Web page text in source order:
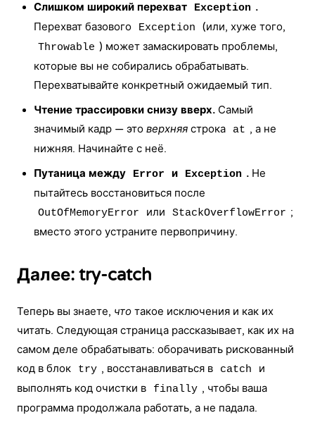
Слишком широкий перехват
Exception .
Перехват базового
Exception (или, хуже того,
Throwable ) может замаскировать проблемы,
которые вы не собирались обрабатывать.
Перехватывайте конкретный ожидаемый тип.
Чтение трассировки снизу вверх. Самый
значимый кадр — это верхняя строка at , а не
нижняя. Начинайте с неё.
Путаница между
Error и Exception . Не
пытайтесь восстановиться после
OutOfMemoryError или StackOverflowError ;
вместо этого устраните первопричину.
Далее: try-catch
Теперь вы знаете, что такое исключения и как их
читать. Следующая страница рассказывает, как их на
самом деле обрабатывать: оборачивать рискованный
код в блок
try , восстанавливаться в catch
и
выполнять код очистки в
finally , чтобы ваша
программа продолжала работать, а не падала.